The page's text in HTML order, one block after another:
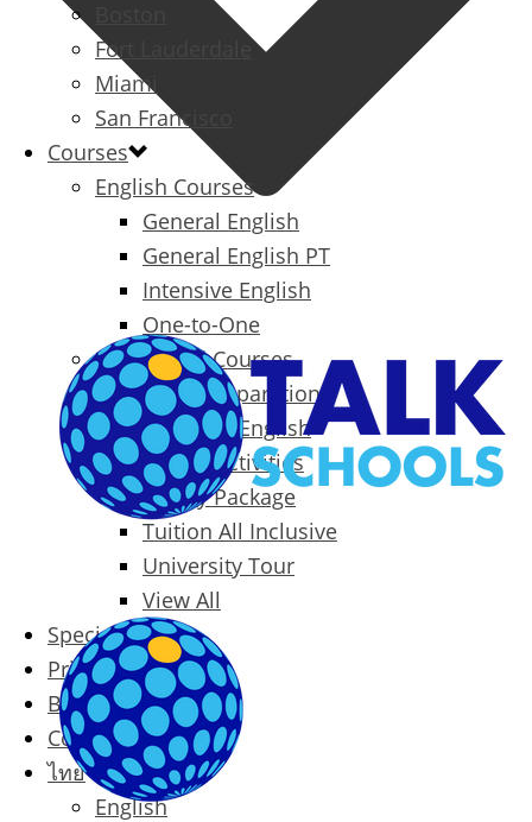
Fort Lauderdale
Miami
San Francisco
Courses
English Courses
General English
General English PT
Intensive English
One-to-One
Specialized Courses
Exam Preparation
Business English
Packages & Activities
Family Package
Tuition All Inclusive
University Tour
View All
Special Offers
Prices
Blog
Contact
ไทย
English